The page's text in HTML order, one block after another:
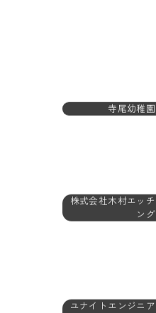
寺尾幼稚園
株式会社木村エッチ
ング
ユナイトエンジニア